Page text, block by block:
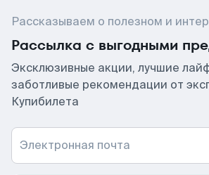
Рассказываем о полезном и
Рассылка с выгодными
Эксклюзивные акции, лучшие
заботливые рекомендации от
Купибилета
Электронная почта